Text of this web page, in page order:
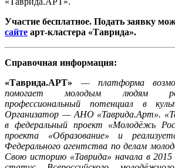
Участие бесплатное. Подать заявку
сайте арт-кластера «Таврида».
Справочная информация:
«Таврида.АРТ» — платформа
помогает молодым людям
профессиональный потенциал в
Организатор — АНО «Таврида.Арт».
в федеральный проект «Молодёжь
проекта «Образование» и
Федерального агентства по делам
Свою историю «Таврида» начала в 2015